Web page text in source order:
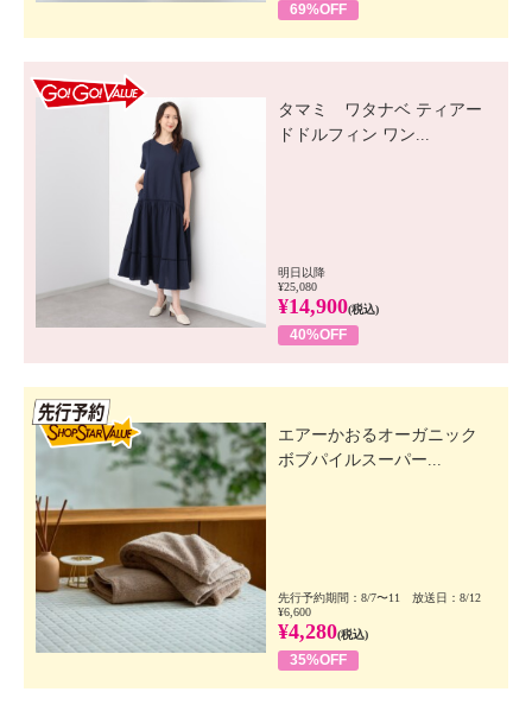
69%OFF
タマミ ワタナベ ティアー
ドドルフィン ワン...
明日以降
¥25,080
¥14,900(税込)
40%OFF
エアーかおるオーガニック
ボブパイルスーパー...
先行予約期間：8/7〜11 放送日：8/12
¥6,600
¥4,280(税込)
35%OFF